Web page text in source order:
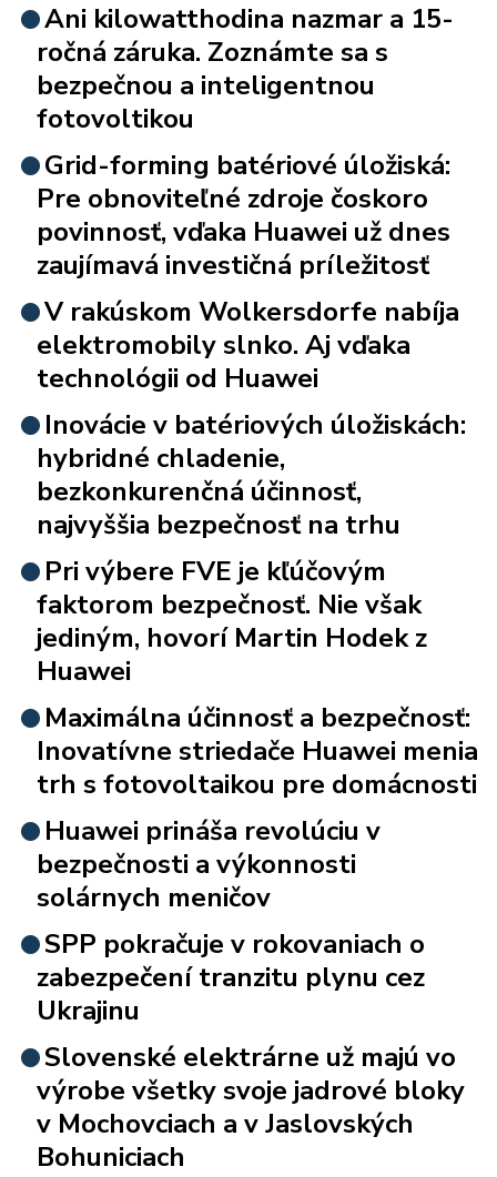
Ani kilowatthodina nazmar a 15-
ročná záruka. Zoznámte sa s
bezpečnou a inteligentnou
fotovoltikou
Grid-forming batériové úložiská:
Pre obnoviteľné zdroje čoskoro
povinnosť, vďaka Huawei už dnes
zaujímavá investičná príležitosť
V rakúskom Wolkersdorfe nabíja
elektromobily slnko. Aj vďaka
technológii od Huawei
Inovácie v batériových úložiskách:
hybridné chladenie,
bezkonkurenčná účinnosť,
najvyššia bezpečnosť na trhu
Pri výbere FVE je kľúčovým
faktorom bezpečnosť. Nie však
jediným, hovorí Martin Hodek z
Huawei
Maximálna účinnosť a bezpečnosť:
Inovatívne striedače Huawei menia
trh s fotovoltaikou pre domácnosti
Huawei prináša revolúciu v
bezpečnosti a výkonnosti
solárnych meničov
SPP pokračuje v rokovaniach o
zabezpečení tranzitu plynu cez
Ukrajinu
Slovenské elektrárne už majú vo
výrobe všetky svoje jadrové bloky
v Mochovciach a v Jaslovských
Bohuniciach